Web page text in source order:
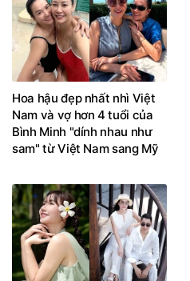
Hoa hậu đẹp nhất nhì Việt
Nam và vợ hơn 4 tuổi của
Bình Minh "dính nhau như
sam" từ Việt Nam sang Mỹ